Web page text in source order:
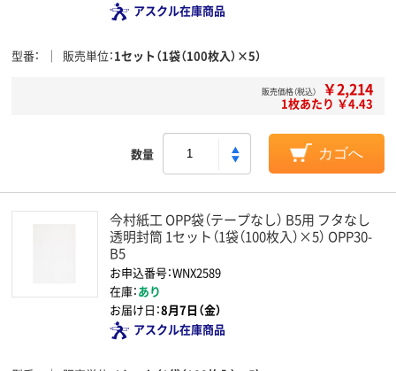
アスクル在庫商品
型番 販売単位 1セット（1袋（100枚入）×5）
販売価格（税込） ￥2,214
1枚あたり ￥4.43
数量 カゴへ
今村紙工 OPP袋（テープなし） B5用 フタなし
透明封筒 1セット（1袋（100枚入）×5） OPP30-
B5
お申込番号：WNX2589
在庫：あり
お届け日：8月7日（金）
アスクル在庫商品